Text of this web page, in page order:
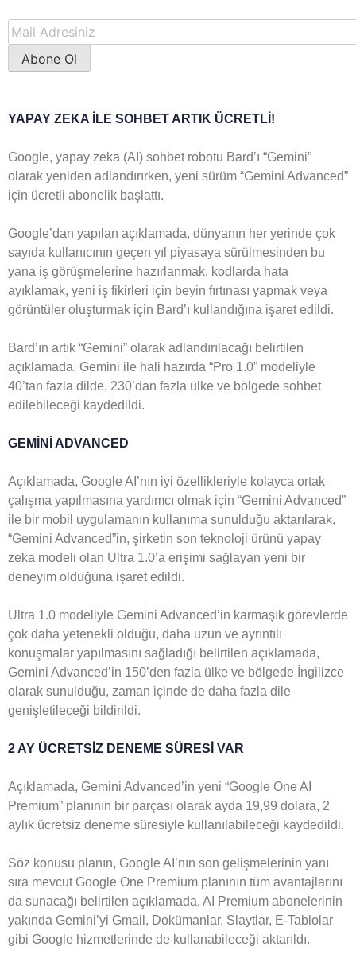
YAPAY ZEKA İLE SOHBET ARTIK ÜCRETLİ!
Google, yapay zeka (AI) sohbet robotu Bard’ı “Gemini”
olarak yeniden adlandırırken, yeni sürüm “Gemini Advanced”
için ücretli abonelik başlattı.
Google’dan yapılan açıklamada, dünyanın her yerinde çok
sayıda kullanıcının geçen yıl piyasaya sürülmesinden bu
yana iş görüşmelerine hazırlanmak, kodlarda hata
ayıklamak, yeni iş fikirleri için beyin fırtınası yapmak veya
görüntüler oluşturmak için Bard’ı kullandığına işaret edildi.
Bard’ın artık “Gemini” olarak adlandırılacağı belirtilen
açıklamada, Gemini ile hali hazırda “Pro 1.0” modeliyle
40’tan fazla dilde, 230’dan fazla ülke ve bölgede sohbet
edilebileceği kaydedildi.
GEMİNİ ADVANCED
Açıklamada, Google AI’nın iyi özellikleriyle kolayca ortak
çalışma yapılmasına yardımcı olmak için “Gemini Advanced”
ile bir mobil uygulamanın kullanıma sunulduğu aktarılarak,
“Gemini Advanced”in, şirketin son teknoloji ürünü yapay
zeka modeli olan Ultra 1.0’a erişimi sağlayan yeni bir
deneyim olduğuna işaret edildi.
Ultra 1.0 modeliyle Gemini Advanced’in karmaşık görevlerde
çok daha yetenekli olduğu, daha uzun ve ayrıntılı
konuşmalar yapılmasını sağladığı belirtilen açıklamada,
Gemini Advanced’in 150’den fazla ülke ve bölgede İngilizce
olarak sunulduğu, zaman içinde de daha fazla dile
genişletileceği bildirildi.
2 AY ÜCRETSİZ DENEME SÜRESİ VAR
Açıklamada, Gemini Advanced’in yeni “Google One AI
Premium” planının bir parçası olarak ayda 19,99 dolara, 2
aylık ücretsiz deneme süresiyle kullanılabileceği kaydedildi.
Söz konusu planın, Google AI’nın son gelişmelerinin yanı
sıra mevcut Google One Premium planının tüm avantajlarını
da sunacağı belirtilen açıklamada, AI Premium abonelerinin
yakında Gemini’yi Gmail, Dokümanlar, Slaytlar, E-Tablolar
gibi Google hizmetlerinde de kullanabileceği aktarıldı.